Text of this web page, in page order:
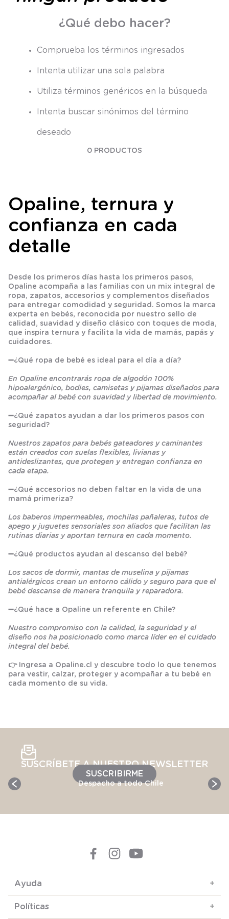
¿Qué debo hacer?
Comprueba los términos ingresados
Intenta utilizar una sola palabra
Utiliza términos genéricos en la búsqueda
Intenta buscar sinónimos del término
deseado
0 PRODUCTOS
Opaline, ternura y
confianza en cada
detalle
Desde los primeros días hasta los primeros pasos,
Opaline acompaña a las familias con un mix integral de
ropa, zapatos, accesorios y complementos diseñados
para entregar comodidad y seguridad. Somos la marca
experta en bebés, reconocida por nuestro sello de
calidad, suavidad y diseño clásico con toques de moda,
que inspira ternura y facilita la vida de mamás, papás y
cuidadores.
➖¿Qué ropa de bebé es ideal para el día a día?
En Opaline encontrarás ropa de algodón 100%
hipoalergénico, bodies, camisetas y pijamas diseñados para
acompañar al bebé con suavidad y libertad de movimiento.
➖¿Qué zapatos ayudan a dar los primeros pasos con
seguridad?
Nuestros zapatos para bebés gateadores y caminantes
están creados con suelas flexibles, livianas y
antideslizantes, que protegen y entregan confianza en
cada etapa.
➖¿Qué accesorios no deben faltar en la vida de una
mamá primeriza?
Los baberos impermeables, mochilas pañaleras, tutos de
apego y juguetes sensoriales son aliados que facilitan las
rutinas diarias y aportan ternura en cada momento.
➖¿Qué productos ayudan al descanso del bebé?
Los sacos de dormir, mantas de muselina y pijamas
antialérgicos crean un entorno cálido y seguro para que el
bebé descanse de manera tranquila y reparadora.
➖¿Qué hace a Opaline un referente en Chile?
Nuestro compromiso con la calidad, la seguridad y el
diseño nos ha posicionado como marca líder en el cuidado
integral del bebé.
👉 Ingresa a Opaline.cl y descubre todo lo que tenemos
para vestir, calzar, proteger y acompañar a tu bebé en
cada momento de su vida.
SUSCRÍBETE A NUESTRO NEWSLETTER
SUSCRIBIRME
Despacho a todo Chile
Ayuda +
Políticas +
poleron